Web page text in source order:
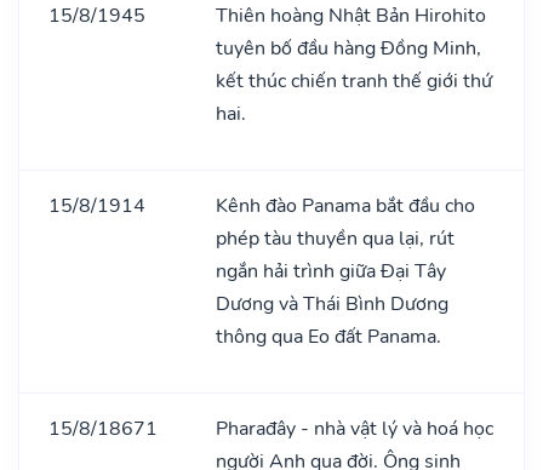
15/8/1945
Thiên hoàng Nhật Bản Hirohito
tuyên bố đầu hàng Đồng Minh,
kết thúc chiến tranh thế giới thứ
hai.
15/8/1914
Kênh đào Panama bắt đầu cho
phép tàu thuyền qua lại, rút
ngắn hải trình giữa Đại Tây
Dương và Thái Bình Dương
thông qua Eo đất Panama.
15/8/18671
Pharađây - nhà vật lý và hoá học
người Anh qua đời. Ông sinh